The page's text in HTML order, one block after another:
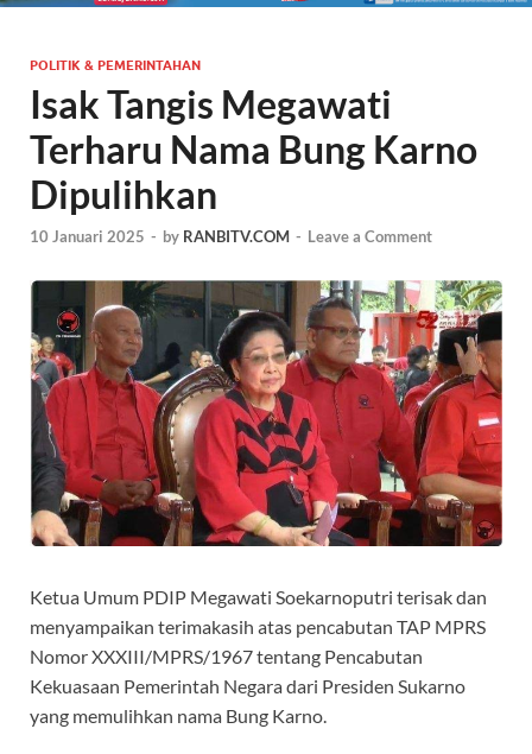
POLITIK & PEMERINTAHAN
Isak Tangis Megawati
Terharu Nama Bung Karno
Dipulihkan
10 Januari 2025 - by RANBITV.COM - Leave a Comment
Ketua Umum PDIP Megawati Soekarnoputri terisak dan
menyampaikan terimakasih atas pencabutan TAP MPRS
Nomor XXXIII/MPRS/1967 tentang Pencabutan
Kekuasaan Pemerintah Negara dari Presiden Sukarno
yang memulihkan nama Bung Karno.